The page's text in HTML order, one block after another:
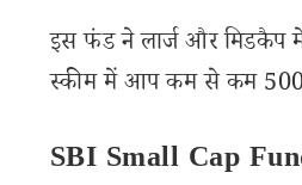
इस फंड ने लार्ज और मिडकैप में
स्कीम में आप कम से कम
SBI Small Cap